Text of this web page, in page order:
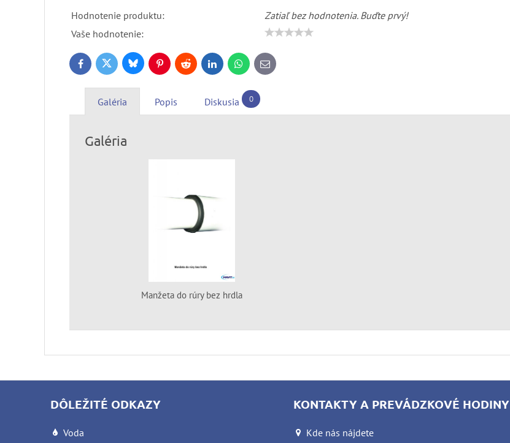
Hodnotenie produktu:
Zatiaľ bez hodnotenia. Buďte prvý!
Vaše hodnotenie:
FacebookTwitter BlueskyPinterestReddit LinkedInWhatsApp
E-
mail
Galéria Popis Diskusia 0
Galéria
Manžeta do rúry bez hrdla
DÔLEŽITÉ ODKAZY
Voda
KONTAKTY A PREVÁDZKOVÉ HODINY
Kde nás nájdete